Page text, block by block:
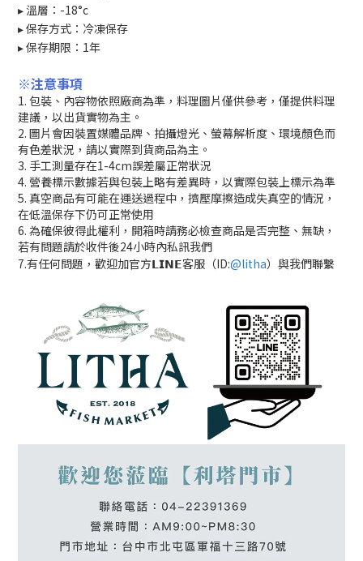
▸ 溫層：-18°c
▸保存方式：冷凍保存
▸保存期限：1年
※注意事項
1. 包裝、內容物依照廠商為準，料理圖片僅供參考，僅提供料理
建議，以出貨實物為主。
2. 圖片會因裝置媒體品牌、拍攝燈光、螢幕解析度、環境顏色而
有色差狀況，請以實際到貨商品為主。
3. 手工測量存在1-4cm誤差屬正常狀況
4. 營養標示數據若與包裝上略有差異時，以實際包裝上標示為準
5. 真空商品有可能在運送過程中，擠壓摩擦造成失真空的情況，
在低溫保存下仍可正常使用
6. 為確保彼得此權利，開箱時請務必檢查商品是否完整、無缺，
若有問題請於收件後24小時內私訊我們
7.有任何問題，歡迎加官方𝗟𝗜𝗡𝗘客服（ID:@litha）與我們聯繫